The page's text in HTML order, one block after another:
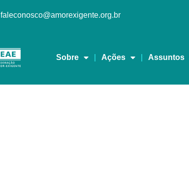
faleconosco@amorexigente.org.br
Sobre Ações Assuntos